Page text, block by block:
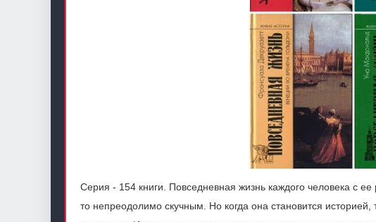
Серия - 154 книги. Повседневная жизнь каждого человека с
то непреодолимо скучным. Но когда она становится